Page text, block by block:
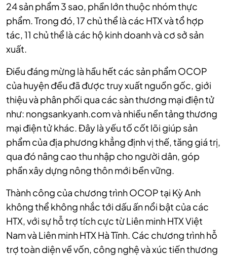
24 sản phẩm 3 sao, phần lớn thuộc nhóm thực
phẩm. Trong đó, 17 chủ thể là các HTX và tổ hợp
tác, 11 chủ thể là các hộ kinh doanh và cơ sở sản
xuất.
Điều đáng mừng là hầu hết các sản phẩm OCOP
của huyện đều đã được truy xuất nguồn gốc, giới
thiệu và phân phối qua các sàn thương mại điện tử
như: nongsankyanh.com và nhiều nền tảng thương
mại điện tử khác. Đây là yếu tố cốt lõi giúp sản
phẩm của địa phương khẳng định vị thế, tăng giá trị,
qua đó nâng cao thu nhập cho người dân, góp
phần xây dựng nông thôn mới bền vững.
Thành công của chương trình OCOP tại Kỳ Anh
không thể không nhắc tới dấu ấn nổi bật của các
HTX, với sự hỗ trợ tích cực từ Liên minh HTX Việt
Nam và Liên minh HTX Hà Tĩnh. Các chương trình hỗ
trợ toàn diện về vốn, công nghệ và xúc tiến thương